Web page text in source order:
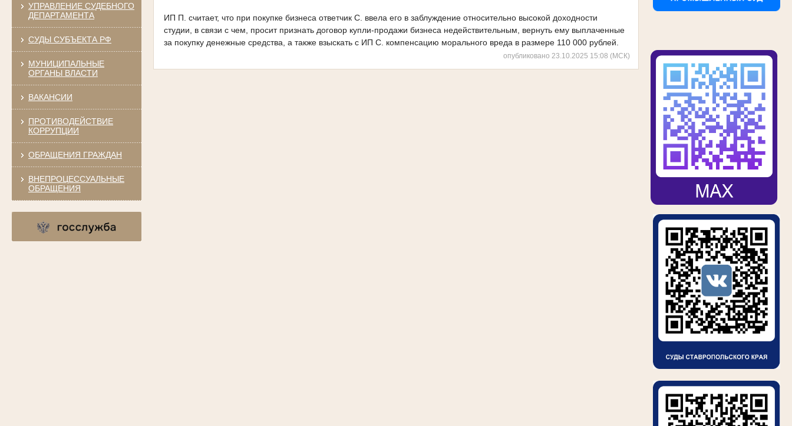
УПРАВЛЕНИЕ СУДЕБНОГО
ДЕПАРТАМЕНТА
СУДЫ СУБЪЕКТА РФ
МУНИЦИПАЛЬНЫЕ
ОРГАНЫ ВЛАСТИ
ВАКАНСИИ
ПРОТИВОДЕЙСТВИЕ
КОРРУПЦИИ
ОБРАЩЕНИЯ ГРАЖДАН
ВНЕПРОЦЕССУАЛЬНЫЕ
ОБРАЩЕНИЯ
ИП П. считает, что при покупке бизнеса ответчик С. ввела его в заблуждение относительно высокой доходности
студии, в связи с чем, просит признать договор купли-продажи бизнеса недействительным, вернуть ему выплаченные
за покупку денежные средства, а также взыскать с ИП С. компенсацию морального вреда в размере 110 000 рублей.
опубликовано 23.10.2025 15:08 (МСК)